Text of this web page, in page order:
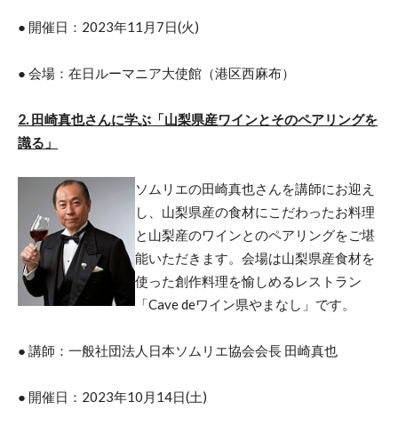
● 開催日：2023年11月7日(火)
● 会場：在日ルーマニア大使館（港区西麻布）
2. 田崎真也さんに学ぶ「山梨県産ワインとそのペアリングを
識る」
ソムリエの田崎真也さんを講師にお迎え
し、山梨県産の食材にこだわったお料理
と山梨産のワインとのペアリングをご堪
能いただきます。会場は山梨県産食材を
使った創作料理を愉しめるレストラン
「Cave deワイン県やまなし」です。
● 講師：一般社団法人日本ソムリエ協会会長 田崎真也
● 開催日：2023年10月14日(土)